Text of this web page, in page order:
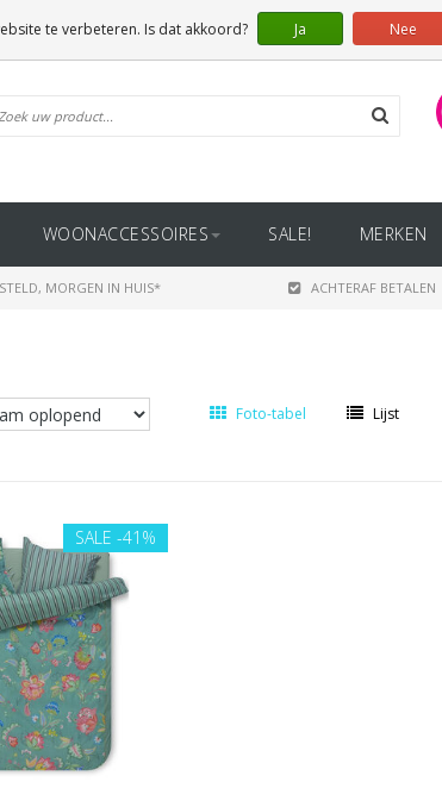
WOONACCESSOIRES SALE! MERKEN
MORGEN IN HUIS* ACHTERAF BETALEN
Foto-tabel Lijst
SALE -41%
te verbeteren. Is dat akkoord? Ja Nee